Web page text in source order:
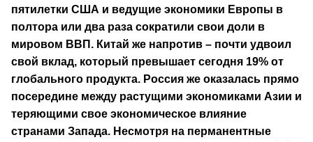
пятилетки США и ведущие экономики Европы в
полтора или два раза сократили свои доли в
мировом ВВП. Китай же напротив – почти удвоил
свой вклад, который превышает сегодня 19% от
глобального продукта. Россия же оказалась прямо
посередине между растущими экономиками Азии и
теряющими свое экономическое влияние
странами Запада. Несмотря на перманентные